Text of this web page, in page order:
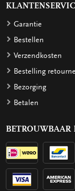
Garantie
Bestellen
Verzendkosten
Bestelling
Bezorging
Betalen
BETROUWBAAR